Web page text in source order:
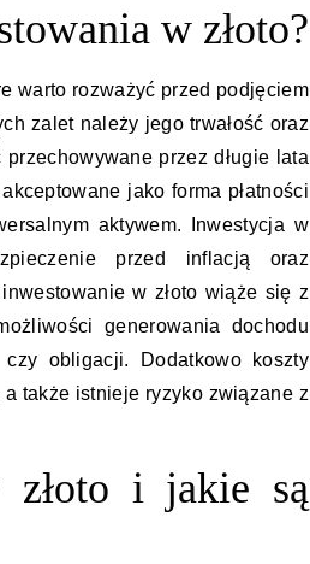
w złoto?
warto rozważyć przed podjęciem
zalet należy jego trwałość oraz
przez długie lata
jako forma płatności
aktywem. Inwestycja w
przed inflacją oraz
w złoto wiąże się z
generowania dochodu
obligacji. Dodatkowo koszty
także istnieje ryzyko związane z
złoto i jakie są